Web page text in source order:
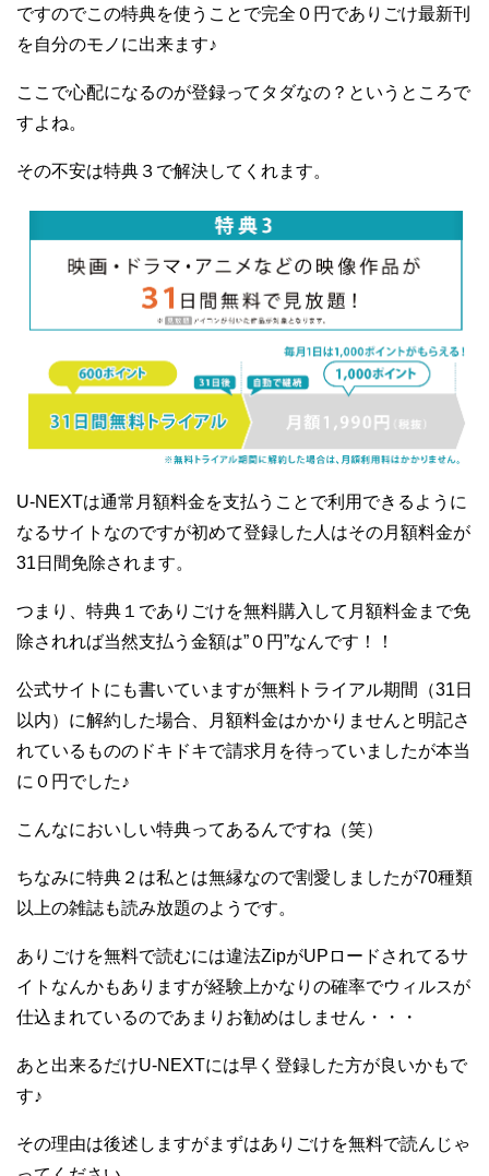
ですのでこの特典を使うことで完全０円でありごけ最新刊
を自分のモノに出来ます♪
ここで心配になるのが登録ってタダなの？というところで
すよね。
その不安は特典３で解決してくれます。
U-NEXTは通常月額料金を支払うことで利用できるように
なるサイトなのですが初めて登録した人はその月額料金が
31日間免除されます。
つまり、特典１でありごけを無料購入して月額料金まで免
除されれば当然支払う金額は”０円”なんです！！
公式サイトにも書いていますが無料トライアル期間（31日
以内）に解約した場合、月額料金はかかりませんと明記さ
れているもののドキドキで請求月を待っていましたが本当
に０円でした♪
こんなにおいしい特典ってあるんですね（笑）
ちなみに特典２は私とは無縁なので割愛しましたが70種類
以上の雑誌も読み放題のようです。
ありごけを無料で読むには違法ZipがUPロードされてるサ
イトなんかもありますが経験上かなりの確率でウィルスが
仕込まれているのであまりお勧めはしません・・・
あと出来るだけU-NEXTには早く登録した方が良いかもで
す♪
その理由は後述しますがまずはありごけを無料で読んじゃ